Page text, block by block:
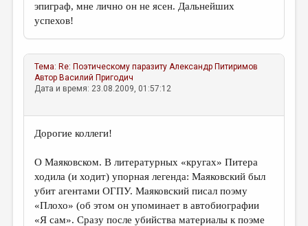
эпиграф, мне лично он не ясен. Дальнейших
успехов!
Тема: Re: Поэтическому паразиту Александр Питиримов
Автор Василий Пригодич
Дата и время: 23.08.2009, 01:57:12
Дорогие коллеги!
О Маяковском. В литературных «кругах» Питера
ходила (и ходит) упорная легенда: Маяковский был
убит агентами ОГПУ. Маяковский писал поэму
«Плохо» (об этом он упоминает в автобиографии
«Я сам». Сразу после убийства материалы к поэме